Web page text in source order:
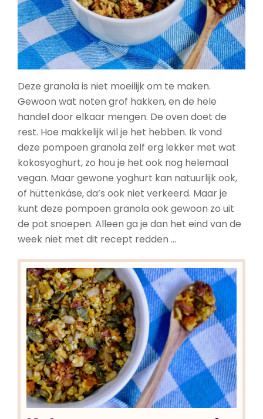
Deze granola is niet moeilijk om te maken.
Gewoon wat noten grof hakken, en de hele
handel door elkaar mengen. De oven doet de
rest. Hoe makkelijk wil je het hebben. Ik vond
deze pompoen granola zelf erg lekker met wat
kokosyoghurt, zo hou je het ook nog helemaal
vegan. Maar gewone yoghurt kan natuurlijk ook,
of hüttenkäse, da’s ook niet verkeerd. Maar je
kunt deze pompoen granola ook gewoon zo uit
de pot snoepen. Alleen ga je dan het eind van de
week niet met dit recept redden …